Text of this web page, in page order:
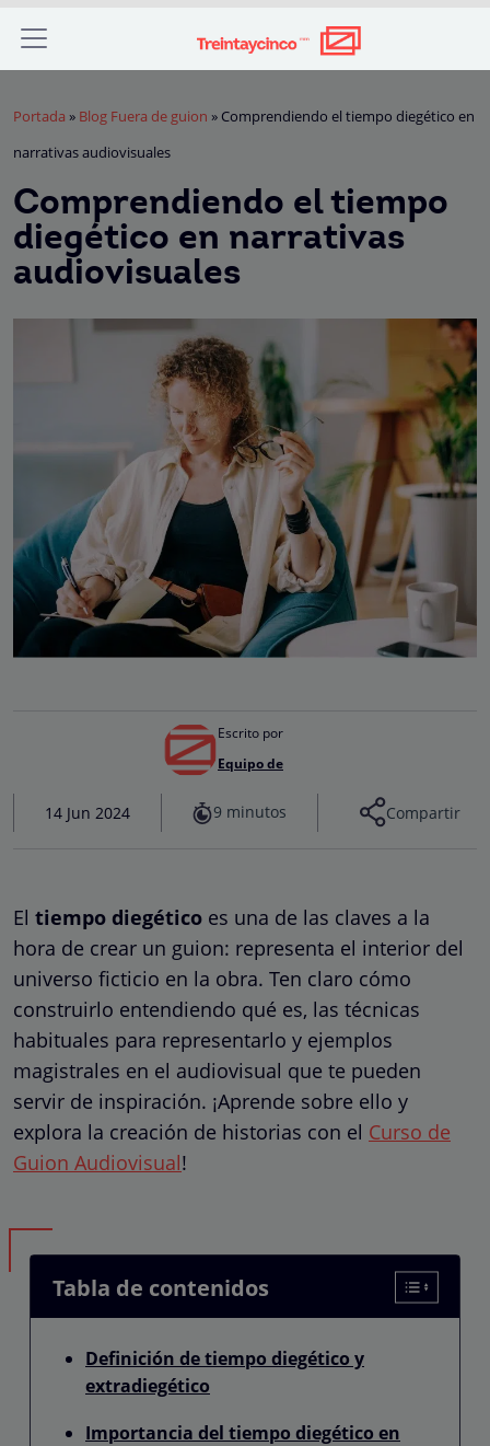
Portada » Blog Fuera de guion » Comprendiendo el tiempo diegético en
narrativas audiovisuales
Comprendiendo el tiempo
diegético en narrativas
audiovisuales
Escrito por
Equipo de
14 Jun 2024 9 minutos Compartir
El tiempo diegético es una de las claves a la
hora de crear un guion: representa el interior del
universo ficticio en la obra. Ten claro cómo
construirlo entendiendo qué es, las técnicas
habituales para representarlo y ejemplos
magistrales en el audiovisual que te pueden
servir de inspiración. ¡Aprende sobre ello y
explora la creación de historias con el Curso de
Guion Audiovisual!
Tabla de contenidos
Definición de tiempo diegético y
extradiegético
Importancia del tiempo diegético en